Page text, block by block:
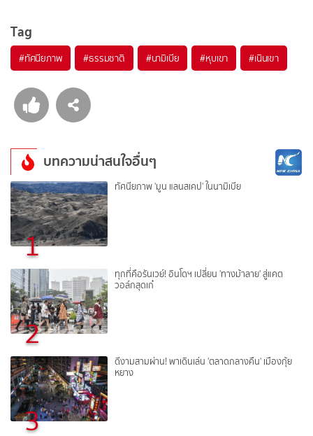
Tag
#ทัศนียภาพ #ธรรมชาติ #นามิเบีย #หุบเขา #เนินเขา
บทความน่าสนใจอื่นๆ
1
ทัศนียภาพ 'มูน แลนสเคป' ในนามิเบีย
2
ทุกที่คือรันเวย์! อินโดฯ เปลี่ยน 'ทางม้าลาย' สู่แคต
วอล์กสุดเก๋
3
ดีงามสามผ่าน! พาเดินเล่น 'ตลาดกลางคืน' เมืองกุ้ย
หยาง